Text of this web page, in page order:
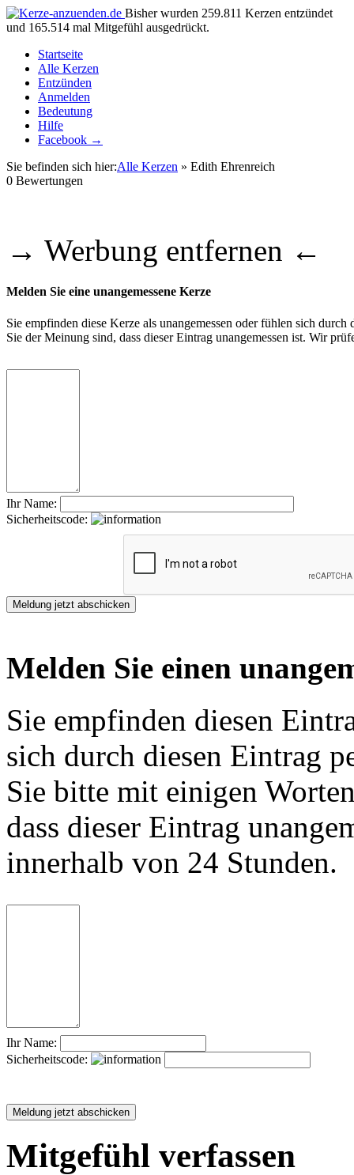
Bisher wurden 259.811 Kerzen entzündet
und 165.514 mal Mitgefühl ausgedrückt.
Startseite
Alle Kerzen
Entzünden
Anmelden
Bedeutung
Hilfe
Facebook →
Sie befinden sich hier:Alle Kerzen » Edith Ehrenreich
0 Bewertungen
→ Werbung entfernen ←
Melden Sie eine unangemessene Kerze
Sie empfinden diese Kerze als unangemessen oder fühlen sich
Sie der Meinung sind, dass dieser Eintrag unangemessen ist. Wir
Ihr Name:
Sicherheitscode:
Melden Sie einen
Sie empfinden diesen
sich durch diesen Eintrag
Sie bitte mit einigen
dass dieser Eintrag
innerhalb von 24 Stunden.
Ihr Name:
Sicherheitscode:
Mitgefühl verfassen